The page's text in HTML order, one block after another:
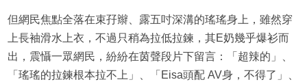
但網民焦點全落在束孖辮、露五吋深溝的瑤瑤身上，雖然穿
上長袖滑水上衣，不過只稍為拉低拉鍊，其E奶幾乎爆衫而
出，震懾一眾網民，紛紛在茵聲段片下留言：「超辣的」、
「瑤瑤的拉鍊根本拉不上」、「Eisa頭配 AV身，不得了」、